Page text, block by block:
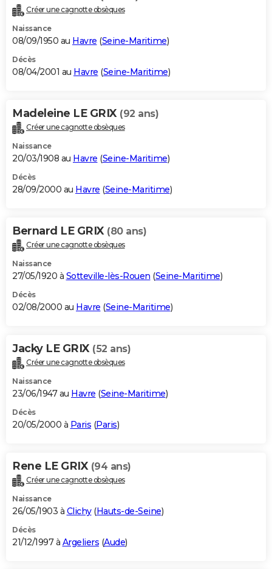
Créer une cagnotte obsèques
Naissance
08/09/1950 au Havre (Seine-Maritime)
Décès
08/04/2001 au Havre (Seine-Maritime)
Madeleine LE GRIX (92 ans)
Créer une cagnotte obsèques
Naissance
20/03/1908 au Havre (Seine-Maritime)
Décès
28/09/2000 au Havre (Seine-Maritime)
Bernard LE GRIX (80 ans)
Créer une cagnotte obsèques
Naissance
27/05/1920 à Sotteville-lès-Rouen (Seine-Maritime)
Décès
02/08/2000 au Havre (Seine-Maritime)
Jacky LE GRIX (52 ans)
Créer une cagnotte obsèques
Naissance
23/06/1947 au Havre (Seine-Maritime)
Décès
20/05/2000 à Paris (Paris)
Rene LE GRIX (94 ans)
Créer une cagnotte obsèques
Naissance
26/05/1903 à Clichy(Hauts-de-Seine)
Décès
21/12/1997 à Argeliers (Aude)